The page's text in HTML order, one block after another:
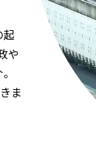
起
や
ま